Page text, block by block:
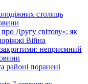
столиць
Другу світову»: як
Війна
неприємний
районі поранені